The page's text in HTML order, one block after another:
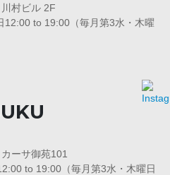
村ビル 2F
to 19:00（毎月第3水・木曜
ーサ御苑101
to 19:00（毎月第3水・木曜日